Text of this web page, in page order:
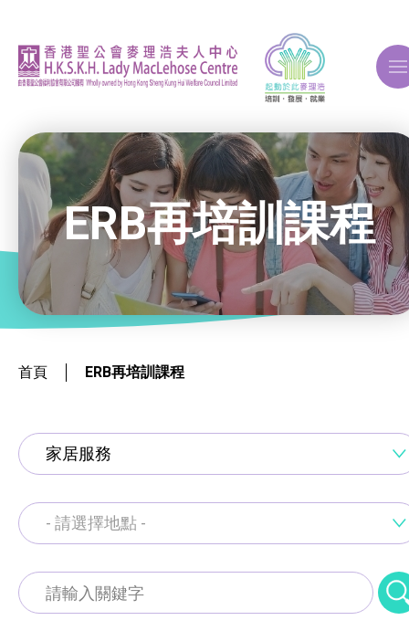
關於我們
ERB再培訓課程
就業掛鈎課程
技能提升課程
少數族裔人士課程
青年培訓課程
ERB再培訓課程
首頁 ERB再培訓課程
就業掛鈎課程
通用技能課程
家居服務
工商業社會服務部 (葵涌區)
- 請選擇地點 -